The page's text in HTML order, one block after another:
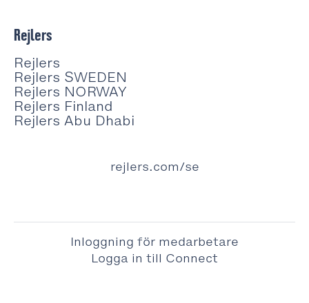
Rejlers
Rejlers
Rejlers SWEDEN
Rejlers NORWAY
Rejlers Finland
Rejlers Abu Dhabi
rejlers.com/se
Inloggning för medarbetare
Logga in till Connect